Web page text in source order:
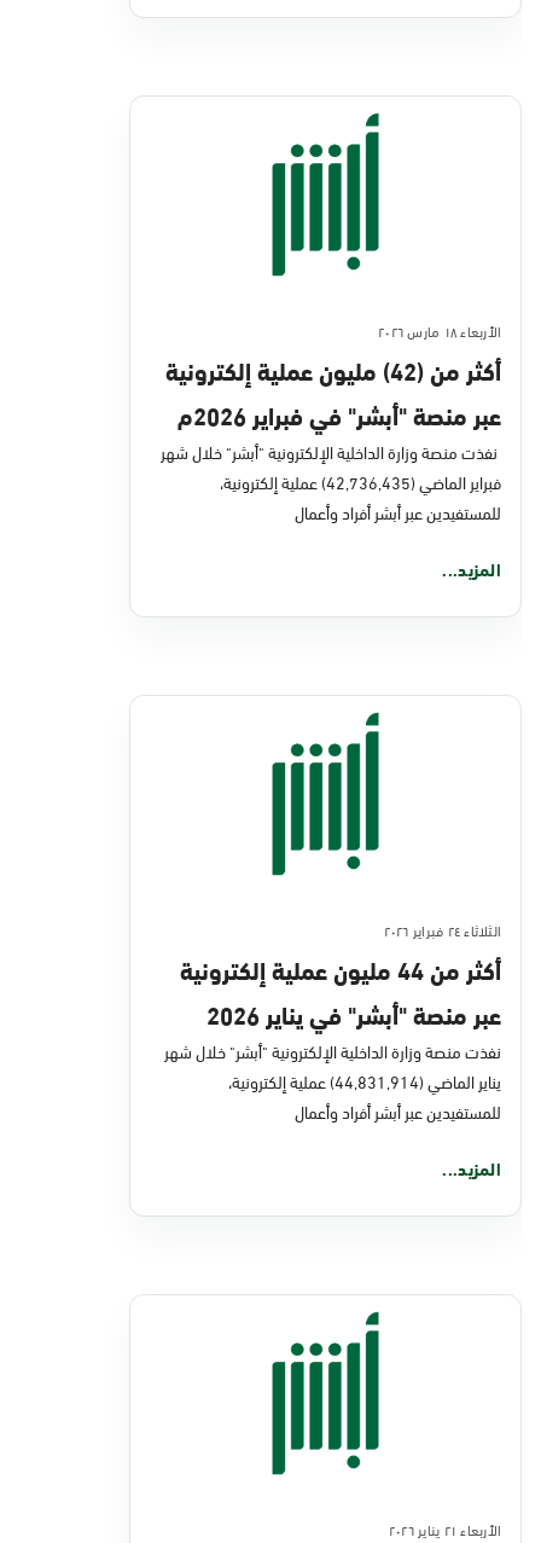
الأربعاء ١٨ مارس ٢٠٢٦
أكثر من (42) مليون عملية إلكترونية
عبر منصة "أبشر" في فبراير 2026م
نفذت منصة وزارة الداخلية الإلكترونية "أبشر" خلال شهر
فبراير الماضي (42,736,435) عملية إلكترونية،
للمستفيدين عبر أبشر أفراد وأعمال
المزيد...
الثلاثاء ٢٤ فبراير ٢٠٢٦
أكثر من 44 مليون عملية إلكترونية
عبر منصة "أبشر" في يناير 2026
نفذت منصة وزارة الداخلية الإلكترونية "أبشر" خلال شهر
يناير الماضي (44,831,914) عملية إلكترونية،
للمستفيدين عبر أبشر أفراد وأعمال
المزيد...
الأربعاء ٢١ يناير ٢٠٢٦